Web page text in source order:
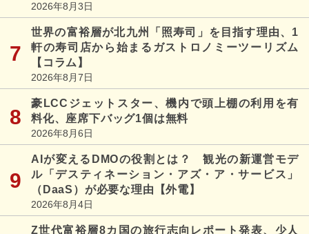
2026年8月3日
世界の富裕層が北九州「照寿司」を目指す理由、1
軒の寿司店から始まるガストロノミーツーリズム
【コラム】
2026年8月7日
豪LCCジェットスター、機内で頭上棚の利用を有
料化、座席下バッグ1個は無料
2026年8月6日
AIが変えるDMOの役割とは？ 観光の新運営モデ
ル「デスティネーション・アズ・ア・サービス」
（DaaS）が必要な理由【外電】
2026年8月4日
Z世代富裕層8カ国の旅行志向レポート発表、少人